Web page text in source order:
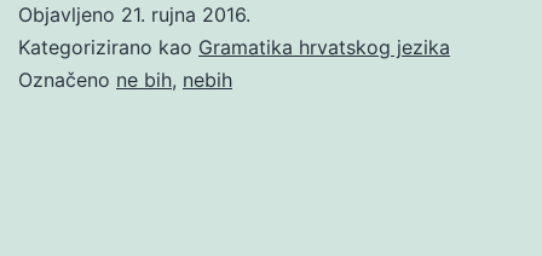
Objavljeno 21. rujna 2016.
Kategorizirano kao Gramatika hrvatskog jezika
Označeno ne bih, nebih